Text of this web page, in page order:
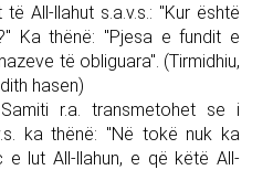
All-llahut s.a.v.s.: "Kur është
Ka thënë: "Pjesa e fundit e
të obliguara". (Tirmi­dhiu,
hasen)
r.a. trans­me­tohet se i
ka thënë: "Në tokë nuk ka
e lut All-llahun, e që këtë All-